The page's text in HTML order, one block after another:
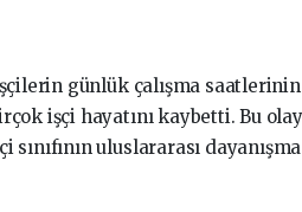
günlük çalışma
işçi hayatını kaybetti. Bu
uluslararası